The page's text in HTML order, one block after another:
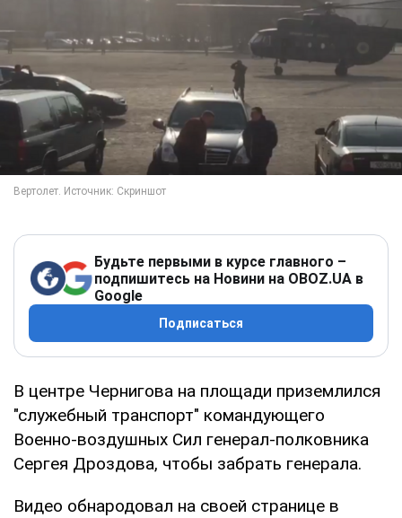
Будьте первыми в курсе главного –
подпишитесь на Новини на OBOZ.UA в
Google
Подписаться
В центре Чернигова на площади приземлился
"служебный транспорт" командующего
Военно-воздушных Сил генерал-полковника
Сергея Дроздова, чтобы забрать генерала.
Видео обнародовал на своей странице в